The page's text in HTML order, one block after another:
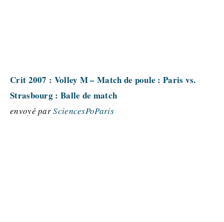
Crit 2007 : Volley M – Match de poule : Paris vs.
Strasbourg : Balle de match
envoyé parSciencesPoParis